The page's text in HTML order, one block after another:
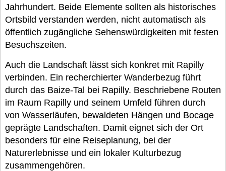
Jahrhundert. Beide Elemente sollten als historisches
Ortsbild verstanden werden, nicht automatisch als
öffentlich zugängliche Sehenswürdigkeiten mit festen
Besuchszeiten.
Auch die Landschaft lässt sich konkret mit Rapilly
verbinden. Ein recherchierter Wanderbezug führt
durch das Baize-Tal bei Rapilly. Beschriebene Routen
im Raum Rapilly und seinem Umfeld führen durch
von Wasserläufen, bewaldeten Hängen und Bocage
geprägte Landschaften. Damit eignet sich der Ort
besonders für eine Reiseplanung, bei der
Naturerlebnisse und ein lokaler Kulturbezug
zusammengehören.